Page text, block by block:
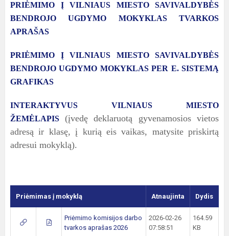
PRIĖMIMO Į VILNIAUS MIESTO SAVIVALDYBĖS
BENDROJO UGDYMO MOKYKLAS TVARKOS
APRAŠAS
PRIĖMIMO Į VILNIAUS MIESTO SAVIVALDYBĖS
BENDROJO UGDYMO MOKYKLAS PER E. SISTEMĄ
GRAFIKAS
INTERAKTYVUS VILNIAUS MIESTO
ŽEMĖLAPIS
(įvedę deklaruotą gyvenamosios vietos
adresą ir klasę, į kurią eis vaikas, matysite priskirtą
adresui mokyklą).
Priėmimas į mokyklą Atnaujinta Dydis
Priėmimo komisijos darbo
tvarkos aprašas 2026
2026-02-26
07:58:51
164.59
KB